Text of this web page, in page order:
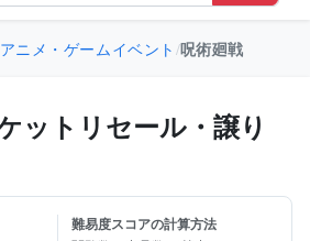
ニメ・ゲームイベント /呪術廻戦
ットリセール・譲り
難易度スコアの計算方法